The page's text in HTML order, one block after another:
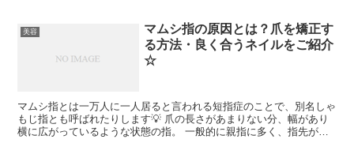
美容
マムシ指の原因とは？爪を矯正す
る方法・良く合うネイルをご紹介
☆
マムシ指とは一万人に一人居ると言われる短指症のことで、別名しゃ
もじ指とも呼ばれたりします💡 爪の長さがあまりない分、幅があり
横に広がっているような状態の指。 一般的に親指に多く、指先が他